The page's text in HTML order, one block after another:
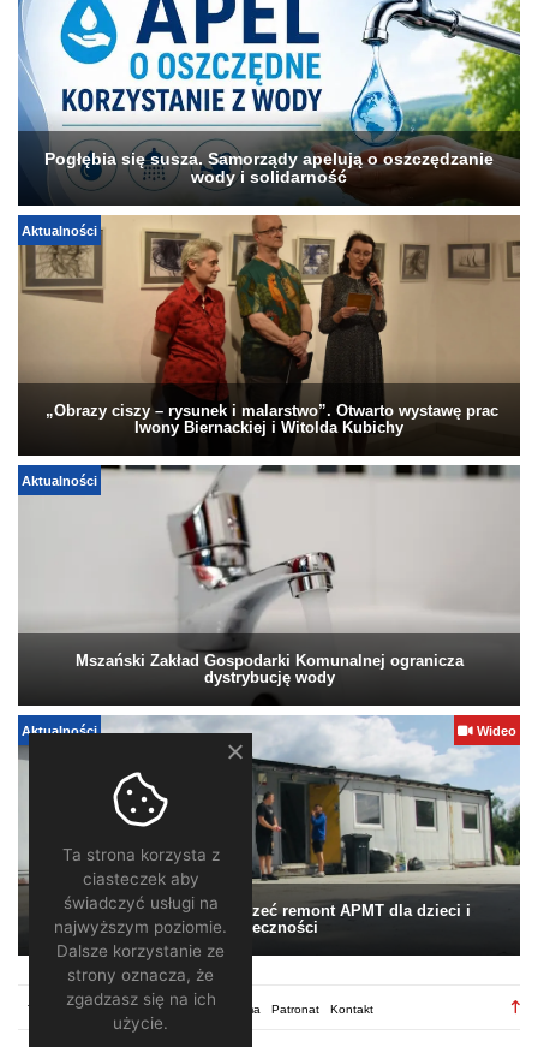
Pogłębia się susza. Samorządy apelują o oszczędzanie
wody i solidarność
Aktualności
„Obrazy ciszy – rysunek i malarstwo”. Otwarto wystawę prac
Iwony Biernackiej i Witolda Kubichy
Aktualności
Mszański Zakład Gospodarki Komunalnej ogranicza
dystrybucję wody
Aktualności Wideo
Pomagamy. Warto wesprzeć remont APMT dla dzieci i
społeczności
Regulamin Redakcja Reklama Patronat Kontakt
Ta strona korzysta z
ciasteczek aby
świadczyć usługi na
najwyższym poziomie.
Dalsze korzystanie ze
strony oznacza, że
zgadzasz się na ich
użycie.